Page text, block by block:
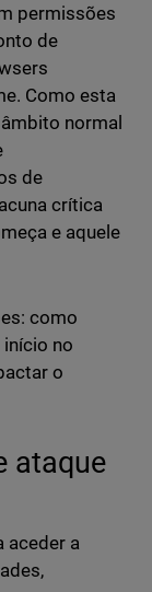
permissões
de
Como esta
normal
de
crítica
e aquele
como
no
o
ataque
aceder a